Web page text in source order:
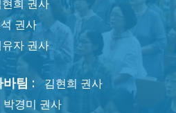
희 권사
권사
자 권사
팀 : 김현희 권사
박경미 권사